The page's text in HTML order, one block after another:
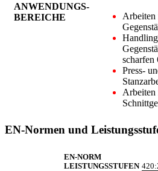
ANWENDUNGS-
BEREICHE
Arbeiten
scharfen
Press-
Arbeiten
EN-Normen und
EN-NORM
LEISTUNGSSTUFEN